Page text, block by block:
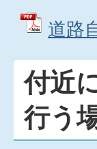
道路
付近
行う